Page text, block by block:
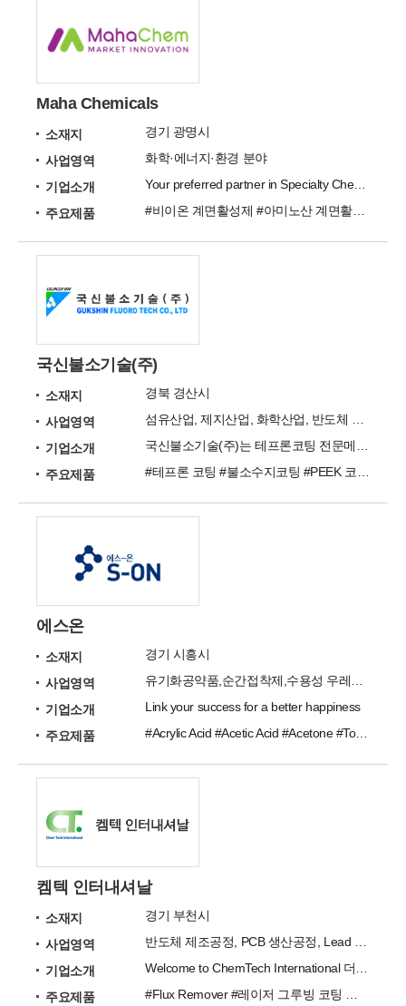
Maha Chemicals
소재지
경기 광명시
사업영역
화학·에너지·환경 분야
기업소개
Your preferred partner in Specialty Chemicals
주요제품
국신불소기술(주)
소재지
경북 경산시
사업영역
기업소개
주요제품
에스온
소재지
경기 시흥시
사업영역
기업소개
Link your success for a better happiness
주요제품
#Acrylic Acid #Acetic Acid #Acetone #Toluene #Tetra Hydro Faran #Xylene #Benzene #Cyclopentane #Cyclohexane #Cyclohexanone
켐텍 인터내셔날
소재지
경기 부천시
사업영역
기업소개
주요제품